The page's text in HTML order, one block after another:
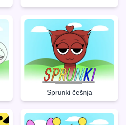
Sprunki češnja